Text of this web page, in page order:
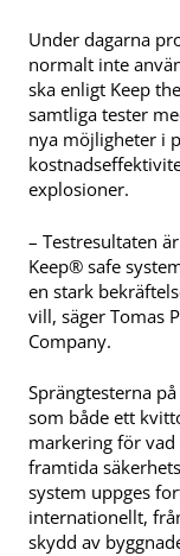
Under dagarna
normalt inte
ska enligt Keep
samtliga tester
nya möjligheter i
explosioner.
– Testresultaten
Keep® safe
en stark
vill, säger Tomas
Company.
Sprängtesterna
som både ett
markering för
framtida
system uppges
internationellt,
skydd av